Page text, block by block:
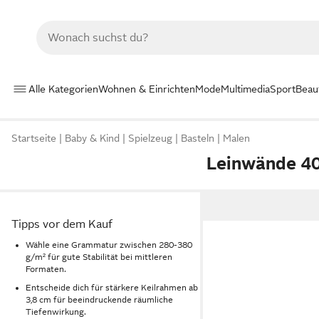
Alle KategorienWohnen & EinrichtenModeMultimediaSport
Startseite Baby & Kind Spielzeug Basteln Malen
Leinwände
Tipps vor dem Kauf
Wähle eine Grammatur zwischen 280-380
g/m² für gute Stabilität bei mittleren
Formaten.
Entscheide dich für stärkere Keilrahmen ab
3,8 cm für beeindruckende räumliche
Tiefenwirkung.